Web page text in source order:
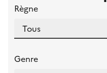
Règne
Genre